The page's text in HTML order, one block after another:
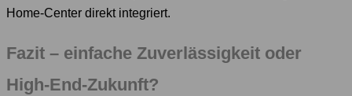
Home-Center direkt integriert.
Fazit – einfache Zuverlässigkeit oder
High-End-Zukunft?